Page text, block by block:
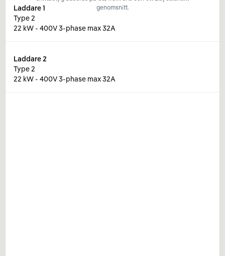
genomsnitt.
Laddare1
Type 2
22 kW - 400V 3-phase max 32A
Laddare2
Type 2
22 kW - 400V 3-phase max 32A